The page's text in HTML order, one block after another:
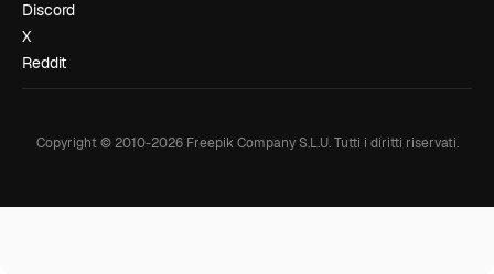
Discord
X
Reddit
Copyright © 2010-2026Freepik Company S.L.U. Tutti i diritti riservati.